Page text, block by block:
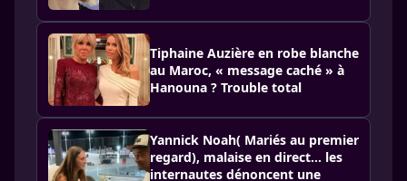
Tiphaine Auzière en robe blanche
au Maroc, « message caché » à
Hanouna ? Trouble total
Yannick Noah( Mariés au premier
regard), malaise en direct… les
internautes dénoncent une